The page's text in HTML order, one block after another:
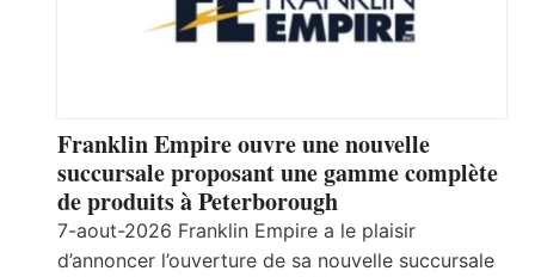
Franklin Empire ouvre une nouvelle
succursale proposant une gamme complète
de produits à Peterborough
7-aout-2026 Franklin Empire a le plaisir
d’annoncer l’ouverture de sa nouvelle succursale